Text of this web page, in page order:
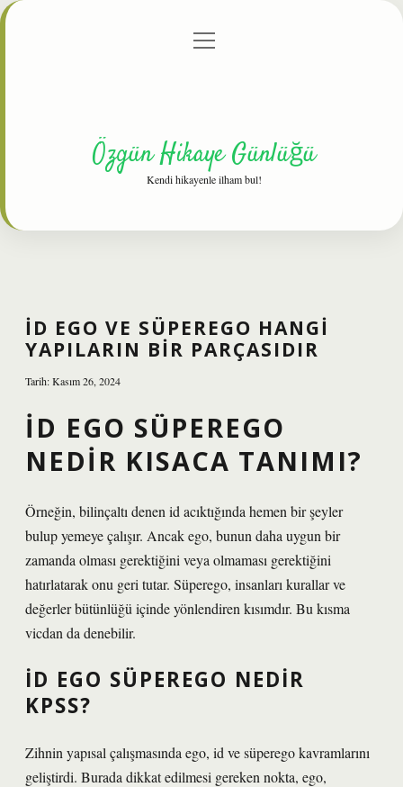
Gizlilik Politikası
menüyü
Özgün Hikaye Günlüğü
Kendi hikayenle ilham bul!
İD EGO VE SÜPEREGO HANGI
YAPILARIN BIR PARÇASIDIR
Tarih: Kasım 26, 2024
İD EGO SÜPEREGO
NEDIR KISACA TANIMI?
Örneğin, bilinçaltı denen id acıktığında hemen bir şeyler
bulup yemeye çalışır. Ancak ego, bunun daha uygun bir
zamanda olması gerektiğini veya olmaması gerektiğini
hatırlatarak onu geri tutar. Süperego, insanları kurallar ve
değerler bütünlüğü içinde yönlendiren kısımdır. Bu kısma
vicdan da denebilir.
İD EGO SÜPEREGO NEDIR
KPSS?
Zihnin yapısal çalışmasında ego, id ve süperego kavramlarını
geliştirdi. Burada dikkat edilmesi gereken nokta, ego,